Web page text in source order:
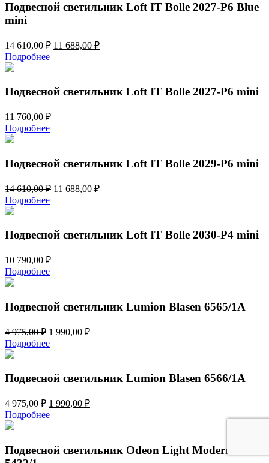
Подвесной светильник Loft IT Bolle 2027-P6 Blue
mini
14 610,00₽ Первоначальная
610,00 ₽.
11 688,00 ₽Текущая
Подробнее
Подвесной светильник Loft IT Bolle 2027-P6 mini
11 760,00 ₽
Подробнее
Подвесной светильник Loft IT Bolle 2029-P6 mini
14 610,00₽ Первоначальная
610,00 ₽.
11 688,00 ₽Текущая
Подробнее
Подвесной светильник Loft IT Bolle 2030-P4 mini
10 790,00 ₽
Подробнее
Подвесной светильник Lumion Blasen 6565/1A
4 975,00₽ Первоначальная
цена
составляла
975,00 ₽.
1 990,00 ₽Текущая
Подробнее
Подвесной светильник Lumion Blasen 6566/1A
4 975,00₽ Первоначальная
цена
составляла
975,00 ₽.
1 990,00 ₽Текущая
Подробнее
Подвесной светильник Odeon Light Modern